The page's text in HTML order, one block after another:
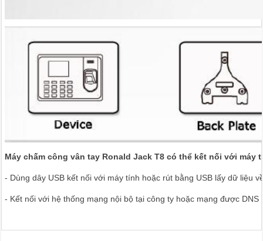
Máy chấm công vân tay Ronald Jack T8 có thể kết nối với
- Dùng dây USB kết nối với máy tính hoặc rút bằng USB lấy dữ liệu
- Kết nối với hệ thống mạng nội bộ tại công ty hoặc mạng được